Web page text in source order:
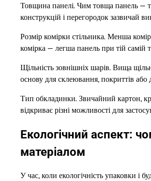
Товщина панелі. Чим товща панель —
конструкцій і перегородок зазвичай
Розмір комірки стільника. Менша
комірка — легша панель при тій самій
Щільність зовнішніх шарів. Вища
основу для склеювання, покриттів або
Тип обкладинки. Звичайний картон,
відкриває різні можливості для
Екологічний аспект:
матеріалом
У час, коли екологічність упаковки і